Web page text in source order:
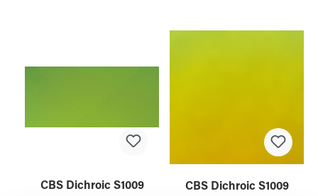
CBS Dichroic S1009
CBS Dichroic S1009